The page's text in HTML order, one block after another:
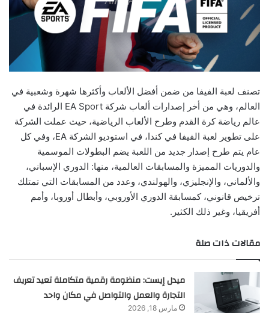
تصنف لعبة الفيفا من ضمن أفضل الألعاب وأكثرها شهرة وشعبية في
العالم، وهي من أخر إصدارات ألعاب شركة EA Sport الرائدة في
عالم رياضة كرة القدم وطرح الألعاب الرياضية، حيث عملت الشركة
على تطوير لعبة الفيفا في كندا، في استوديو الشركة EA، وفي كل
عام يتم طرح إصدار جديد من اللعبة يضم البطولات الموسمية
والدوريات المميزة والمسابقات العالمية، منها: الدوري الإسباني،
والألماني، والإنجليزي، والهولندي، وعدد من المسابقات التي تمتلك
ترخيص قانوني، كمسابقة الدوري الأوروبي، وأبطال أوروبا، وأمم
أفريقيا، وغير ذلك الكثير.
مقالات ذات صلة
ميدل إيست: منظومة رقمية متكاملة تعيد تعريف
التجارة والعمل والتواصل في مكان واحد
مارس 18, 2026